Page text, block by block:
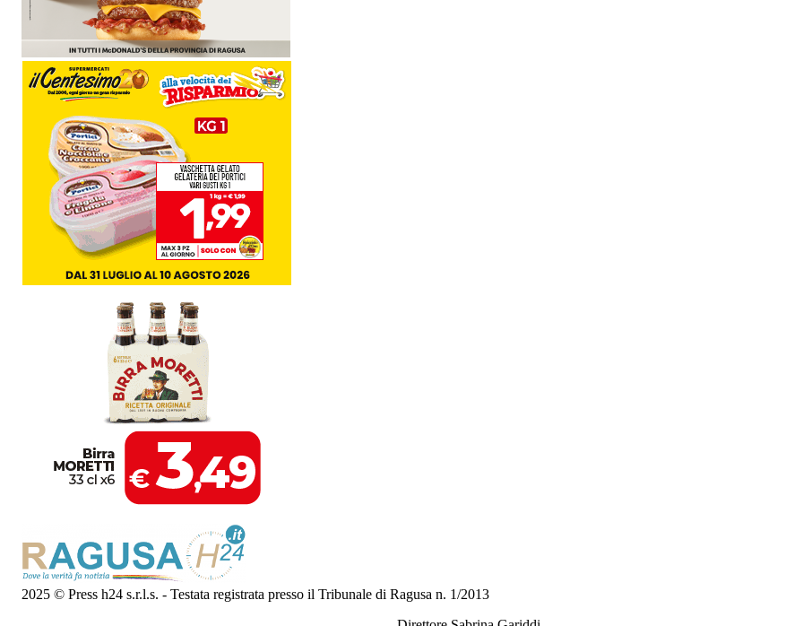
2025 © Press h24 s.r.l.s. - Testata registrata presso il Tribunale di Ragusa n. 1/2013